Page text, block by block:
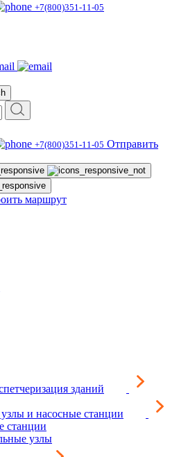
+7(800)351-11-05
+7(800)351-11-05 Отправить
маршрут
зданий
и насосные станции
станции
узлы